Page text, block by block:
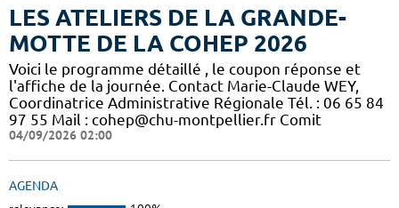
LES ATELIERS DE LA GRANDE-
MOTTE DE LA COHEP 2026
Voici le programme détaillé , le coupon réponse et
l'affiche de la journée. Contact Marie-Claude WEY,
Coordinatrice Administrative Régionale Tél. : 06 65 84
97 55 Mail : cohep@chu-montpellier.fr Comit
04/09/2026 02:00
AGENDA